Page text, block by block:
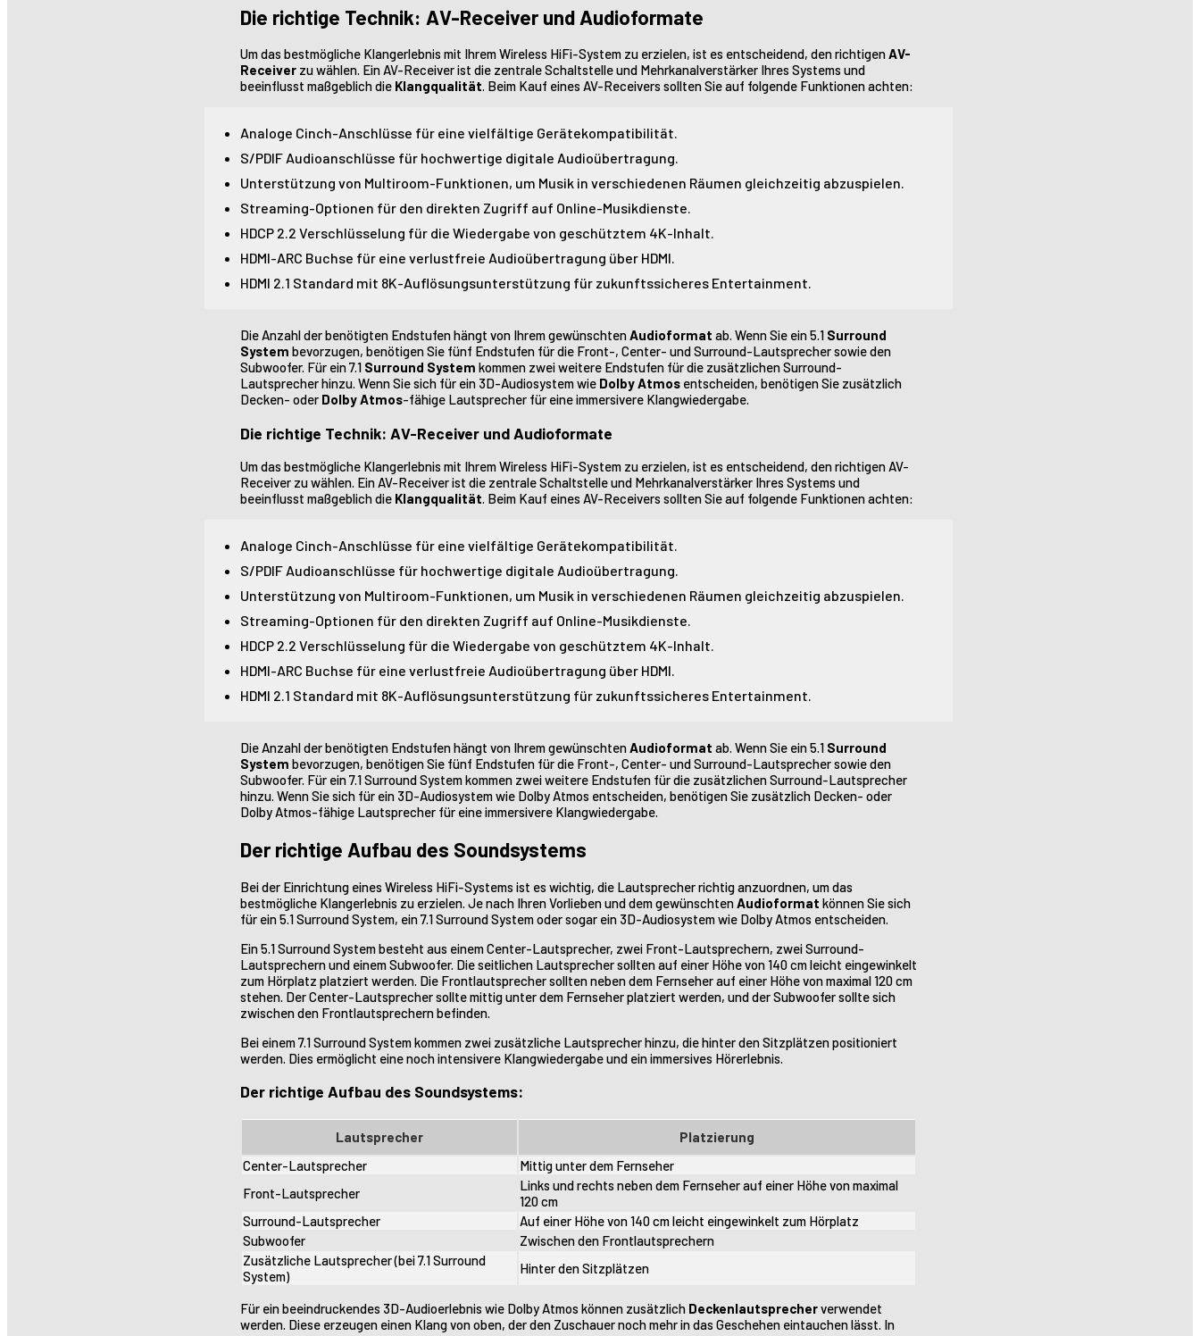
Die richtige Technik: AV-Receiver und Audioformate
Um das bestmögliche Klangerlebnis mit Ihrem Wireless HiFi-System zu erzielen, ist es entscheidend, den richtigenAV-
Receiver zu wählen. Ein AV-Receiver ist die zentrale Schaltstelle und Mehrkanalverstärker Ihres Systems und
beeinflusst maßgeblich die Klangqualität. Beim Kauf eines AV-Receivers sollten Sie auf folgende Funktionen achten:
Analoge Cinch-Anschlüsse für eine vielfältige Gerätekompatibilität.
S/PDIF Audioanschlüsse für hochwertige digitale Audioübertragung.
Unterstützung von Multiroom-Funktionen, um Musik in verschiedenen Räumen gleichzeitig abzuspielen.
Streaming-Optionen für den direkten Zugriff auf Online-Musikdienste.
HDCP 2.2 Verschlüsselung für die Wiedergabe von geschütztem 4K-Inhalt.
HDMI-ARC Buchse für eine verlustfreie Audioübertragung über HDMI.
HDMI 2.1 Standard mit 8K-Auflösungsunterstützung für zukunftssicheres Entertainment.
Die Anzahl der benötigten Endstufen hängt von Ihrem gewünschtenAudioformat ab. Wenn Sie ein 5.1 Surround
System bevorzugen, benötigen Sie fünf Endstufen für die Front-, Center- und Surround-Lautsprecher sowie den
Subwoofer. Für ein 7.1 Surround System kommen zwei weitere Endstufen für die zusätzlichen Surround-
Lautsprecher hinzu. Wenn Sie sich für ein 3D-Audiosystem wie Dolby Atmos entscheiden, benötigen Sie zusätzlich
Decken- oder Dolby Atmos-fähige Lautsprecher für eine immersivere Klangwiedergabe.
Die richtige Technik: AV-Receiver und Audioformate
Um das bestmögliche Klangerlebnis mit Ihrem Wireless HiFi-System zu erzielen, ist es entscheidend, den richtigen AV-
Receiver zu wählen. Ein AV-Receiver ist die zentrale Schaltstelle und Mehrkanalverstärker Ihres Systems und
beeinflusst maßgeblich die Klangqualität. Beim Kauf eines AV-Receivers sollten Sie auf folgende Funktionen achten:
Analoge Cinch-Anschlüsse für eine vielfältige Gerätekompatibilität.
S/PDIF Audioanschlüsse für hochwertige digitale Audioübertragung.
Unterstützung von Multiroom-Funktionen, um Musik in verschiedenen Räumen gleichzeitig abzuspielen.
Streaming-Optionen für den direkten Zugriff auf Online-Musikdienste.
HDCP 2.2 Verschlüsselung für die Wiedergabe von geschütztem 4K-Inhalt.
HDMI-ARC Buchse für eine verlustfreie Audioübertragung über HDMI.
HDMI 2.1 Standard mit 8K-Auflösungsunterstützung für zukunftssicheres Entertainment.
Die Anzahl der benötigten Endstufen hängt von Ihrem gewünschtenAudioformat ab. Wenn Sie ein 5.1 Surround
System bevorzugen, benötigen Sie fünf Endstufen für die Front-, Center- und Surround-Lautsprecher sowie den
Subwoofer. Für ein 7.1 Surround System kommen zwei weitere Endstufen für die zusätzlichen Surround-Lautsprecher
hinzu. Wenn Sie sich für ein 3D-Audiosystem wie Dolby Atmos entscheiden, benötigen Sie zusätzlich Decken- oder
Dolby Atmos-fähige Lautsprecher für eine immersivere Klangwiedergabe.
Der richtige Aufbau des Soundsystems
Bei der Einrichtung eines Wireless HiFi-Systems ist es wichtig, die Lautsprecher richtig anzuordnen, um das
bestmögliche Klangerlebnis zu erzielen. Je nach Ihren Vorlieben und dem gewünschtenAudioformat können Sie sich
für ein 5.1 Surround System, ein 7.1 Surround System oder sogar ein 3D-Audiosystem wie Dolby Atmos entscheiden.
Ein 5.1 Surround System besteht aus einem Center-Lautsprecher, zwei Front-Lautsprechern, zwei Surround-
Lautsprechern und einem Subwoofer. Die seitlichen Lautsprecher sollten auf einer Höhe von 140 cm leicht eingewinkelt
zum Hörplatz platziert werden. Die Frontlautsprecher sollten neben dem Fernseher auf einer Höhe von maximal 120 cm
stehen. Der Center-Lautsprecher sollte mittig unter dem Fernseher platziert werden, und der Subwoofer sollte sich
zwischen den Frontlautsprechern befinden.
Bei einem 7.1 Surround System kommen zwei zusätzliche Lautsprecher hinzu, die hinter den Sitzplätzen positioniert
werden. Dies ermöglicht eine noch intensivere Klangwiedergabe und ein immersives Hörerlebnis.
Der richtige Aufbau des Soundsystems:
Lautsprecher
Platzierung
Center-Lautsprecher
Mittig unter dem Fernseher
Front-Lautsprecher
Links und rechts neben dem Fernseher auf einer Höhe von maximal
120 cm
Surround-Lautsprecher
Auf einer Höhe von 140 cm leicht eingewinkelt zum Hörplatz
Subwoofer
Zwischen den Frontlautsprechern
Zusätzliche Lautsprecher (bei 7.1 Surround
System)
Hinter den Sitzplätzen
Für ein beeindruckendes 3D-Audioerlebnis wie Dolby Atmos können zusätzlich Deckenlautsprecherverwendet
werden. Diese erzeugen einen Klang von oben, der den Zuschauer noch mehr in das Geschehen eintauchen lässt. In